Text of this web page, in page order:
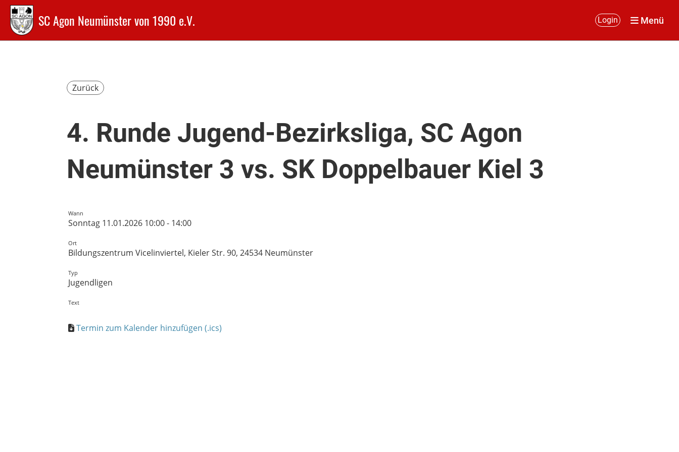
SC Agon Neumünster von 1990 e.V. Login Menü
Zurück
4. Runde Jugend-Bezirksliga, SC Agon
Neumünster 3 vs. SK Doppelbauer Kiel 3
Wann
Sonntag 11.01.2026 10:00 - 14:00
Ort
Bildungszentrum Vicelinviertel, Kieler Str. 90, 24534 Neumünster
Typ
Jugendligen
Text
Termin zum Kalender hinzufügen (.ics)